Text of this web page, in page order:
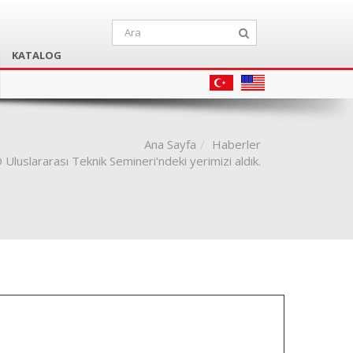
KATALOG
Ana Sayfa
Haberler
Teknik Semineri'ndeki yerimizi aldık.